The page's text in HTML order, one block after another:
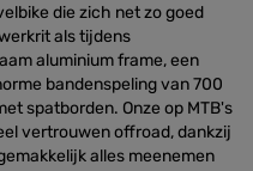
die zich net zo goed
als tijdens
aluminium frame, een
bandenspeling van 700
spatborden. Onze op MTB's
vertrouwen offroad, dankzij
alles meenemen